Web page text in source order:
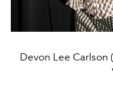
Devon Lee